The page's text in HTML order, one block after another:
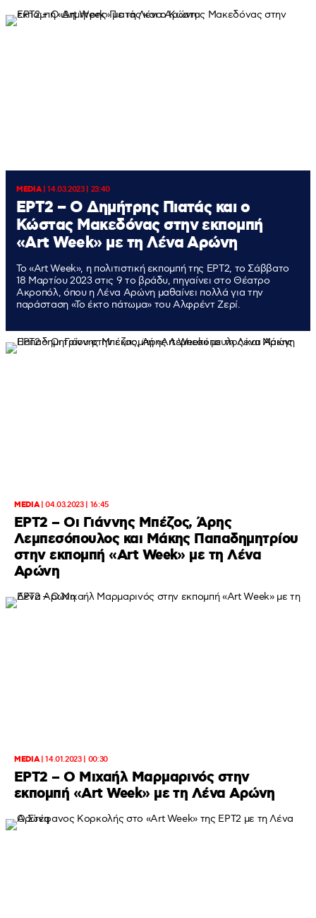
MEDIA|14.03.2023 | 23:40
ΕΡΤ2 – Ο Δημήτρης Πιατάς και ο
Κώστας Μακεδόνας στην εκπομπή
«Art Week» με τη Λένα Αρώνη
Το «Art Week», η πολιτιστική εκπομπή της ΕΡΤ2, το Σάββατο
18 Μαρτίου 2023 στις 9 το βράδυ, πηγαίνει στο Θέατρο
Ακροπόλ, όπου η Λένα Αρώνη μαθαίνει πολλά για την
παράσταση «Το έκτο πάτωμα» του Αλφρέντ Ζερί.
MEDIA|04.03.2023 | 16:45
ΕΡΤ2 – Οι Γιάννης Μπέζος, Άρης
Λεμπεσόπουλος και Μάκης Παπαδημητρίου
στην εκπομπή «Art Week» με τη Λένα
Αρώνη
MEDIA|14.01.2023 | 00:30
ΕΡΤ2 – Ο Μιχαήλ Μαρμαρινός στην
εκπομπή «Art Week» με τη Λένα Αρώνη